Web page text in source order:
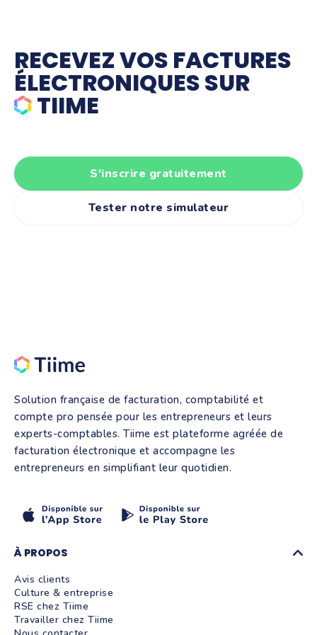
RECEVEZ VOS FACTURES
ÉLECTRONIQUES SUR
TIIME
S'inscrire gratuitement
Tester notre simulateur
Solution française de facturation, comptabilité et
compte pro pensée pour les entrepreneurs et leurs
experts-comptables. Tiime est plateforme agréée de
facturation électronique et accompagne les
entrepreneurs en simplifiant leur quotidien.
À PROPOS
Avis clients
Culture & entreprise
RSE chez Tiime
Travailler chez Tiime